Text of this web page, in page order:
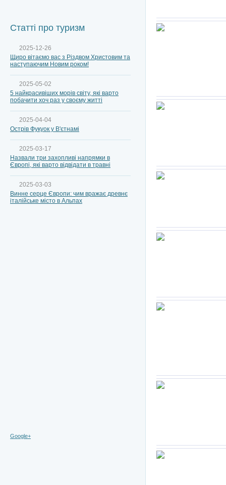
Статті про туризм
2025-12-26
Щиро вітаємо вас з Різдвом Христовим та
наступаючим Новим роком!
2025-05-02
5 найкрасивіших морів світу, які варто
побачити хоч раз у своєму житті
2025-04-04
Острів Фукуок у В'єтнамі
2025-03-17
Назвали три захопливі напрямки в
Європі, які варто відвідати в травні
2025-03-03
Винне серце Європи: чим вражає древнє
італійське місто в Альпах
Google+